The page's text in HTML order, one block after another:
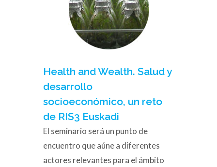
Health and Wealth. Salud y
desarrollo
socioeconómico, un reto
de RIS3 Euskadi
El seminario será un punto de
encuentro que aúne a diferentes
actores relevantes para el ámbito